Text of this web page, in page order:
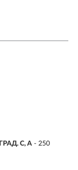
С, А - 250